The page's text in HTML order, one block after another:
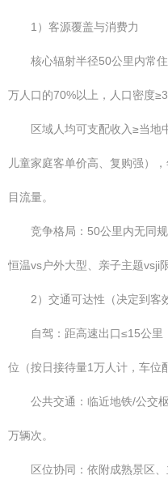
1）客源覆盖与消费力
核心辐射半径50公里内常住
万人口的70%以上，人口密度
区域人均可支配收入≥当地
儿童家庭客单价高、复购强）
目流量。
竞争格局：50公里内无同规
恒温vs户外大型、亲子主题vsji
2）交通可达性（决定到客效
自驾：距高速出口≤15公里
位（按日接待量1万人计，车位
公共交通：临近地铁/公交枢
万辆次。
区位协同：依附成熟景区、